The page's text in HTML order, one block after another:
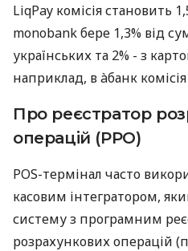
LiqPay комісія становить
monobank бере 1,3% від
українських та 2% - з
наприклад, в àбанк комісія
Про реєстратор
операцій (РРО)
POS-термінал часто
касовим інтегратором,
систему з програмним
розрахункових операцій